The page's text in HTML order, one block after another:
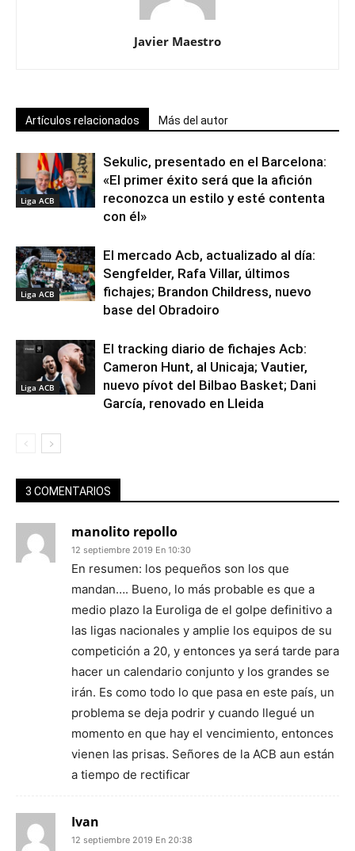
Javier Maestro
Artículos relacionados Más del autor
Liga ACB
Sekulic, presentado en el Barcelona:
«El primer éxito será que la afición
reconozca un estilo y esté contenta
con él»
Liga ACB
El mercado Acb, actualizado al día:
Sengfelder, Rafa Villar, últimos
fichajes; Brandon Childress, nuevo
base del Obradoiro
Liga ACB
El tracking diario de fichajes Acb:
Cameron Hunt, al Unicaja; Vautier,
nuevo pívot del Bilbao Basket; Dani
García, renovado en Lleida
3 COMENTARIOS
manolito repollo
12 septiembre 2019 En 10:30
En resumen: los pequeños son los que
mandan…. Bueno, lo más probable es que a
medio plazo la Euroliga de el golpe definitivo a
las ligas nacionales y amplie los equipos de su
competición a 20, y entonces ya será tarde para
hacer un calendario conjunto y los grandes se
irán. Es como todo lo que pasa en este país, un
problema se deja podrir y cuando llegué un
momento en que hay el vencimiento, entonces
vienen las prisas. Señores de la ACB aun están
a tiempo de rectificar
Ivan
12 septiembre 2019 En 20:38